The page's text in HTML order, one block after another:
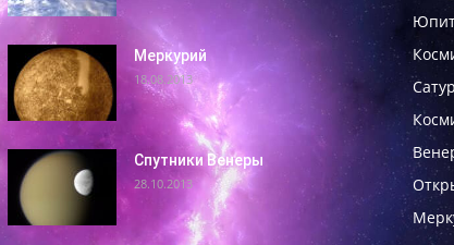
Меркурий
18.08.2013
Спутники Венеры
28.10.2013